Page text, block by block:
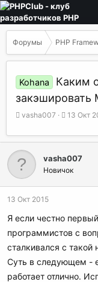
Форумы PHP
Kohana
Каким
закэшировать
А
т
р
т
е
ы
vasha007
Д
т
н
а
13 Окт
vasha007
Новичок
13 Окт 2015
Я если честно
программистов с
сталкивался с такой
Суть в следующем -
работает отлично.